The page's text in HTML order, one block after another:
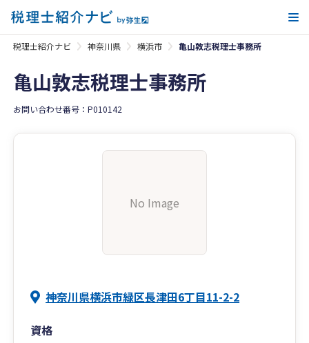
税理士紹介ナビ 神奈川県 横浜市 亀山敦志税理士事務所
亀山敦志税理士事務所
お問い合わせ番号：P010142
No Image
神奈川県横浜市緑区長津田6丁目11-2-2
資格